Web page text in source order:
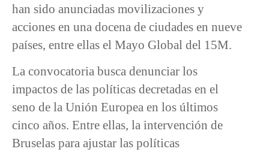
han sido anunciadas movilizaciones y
acciones en una docena de ciudades en nueve
países, entre ellas el Mayo Global del 15M.
La convocatoria busca denunciar los
impactos de las políticas decretadas en el
seno de la Unión Europea en los últimos
cinco años. Entre ellas, la intervención de
Bruselas para ajustar las políticas